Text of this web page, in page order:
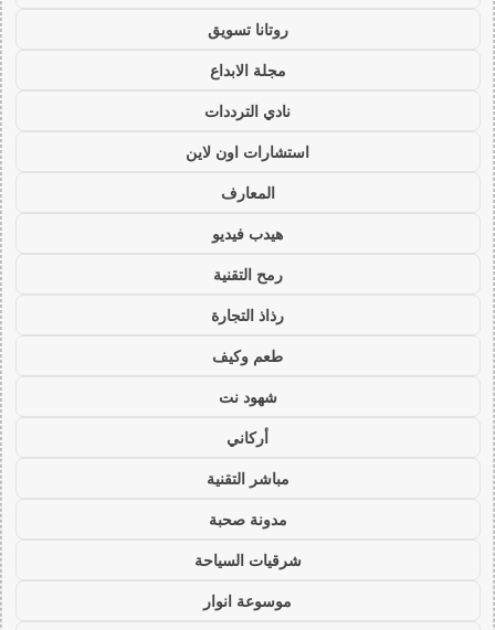
روتانا تسويق
مجلة الابداع
نادي الترددات
استشارات اون لاين
المعارف
هيدب فيديو
رمح التقنية
رذاذ التجارة
طعم وكيف
شهود نت
أركاني
مباشر التقنية
مدونة صحبة
شرقيات السياحة
موسوعة انوار